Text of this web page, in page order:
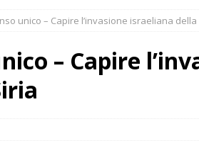
unico – Capire l’invasione israeliana della
– Capire